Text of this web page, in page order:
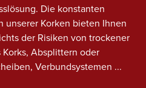
Die konstanten
unserer Korken bieten Ihnen
der Risiken von trockener
Absplittern oder
Verbundsystemen ...